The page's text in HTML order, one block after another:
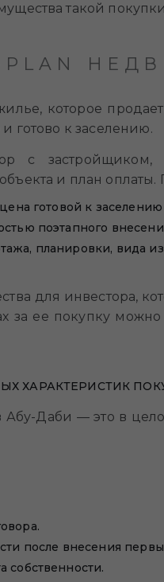
такой
PLAN
которое
готово к заселению.
с
объекта и план
готовой к
поэтапного
планировки, вида
для инвестора,
за ее покупку можно
ХАРАКТЕРИСТИК
Даби — это в
после внесения
собственности.